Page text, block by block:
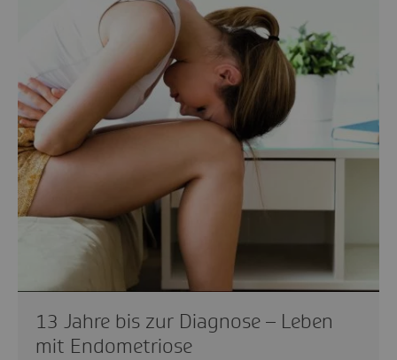
13 Jahre bis zur Diagnose – Leben
mit Endometriose